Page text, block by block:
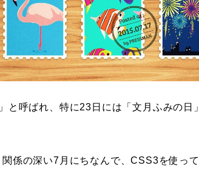
と呼ばれ、特に23日には「文月ふみの日
係の深い7月にちなんで、CSS3を使っ